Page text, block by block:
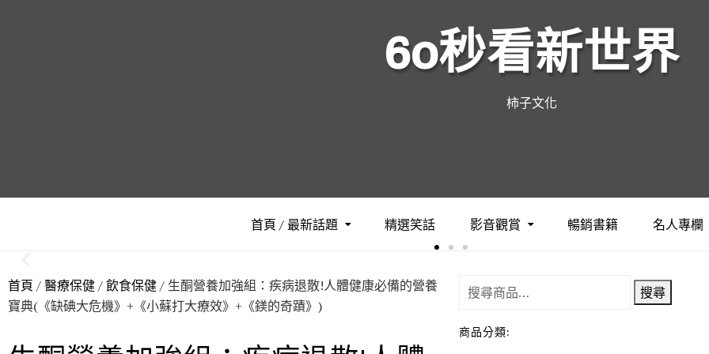
60秒看新世界
柿子文化
首頁 / 最新話題 精選笑話 影音觀賞 暢銷書籍 名人專欄
首頁 /醫療保健/飲食保健/ 生酮營養加強組：疾病退散!人體健康必備的營養
寶典(《缺碘大危機》+《小蘇打大療效》+《鎂的奇蹟》)
搜尋
商品分類: